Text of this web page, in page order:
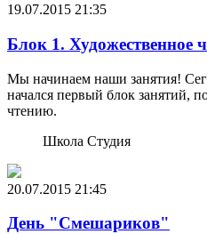
19.07.2015 21:35
Блок 1. Художественное
Мы начинаем наши занятия!
начался первый блок занятий,
чтению.
Школа Студия
20.07.2015 21:45
День "Смешариков"